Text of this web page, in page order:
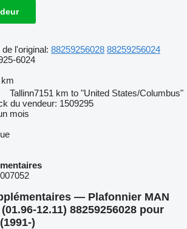
l'original: 88259256028 88259256024
6024
Tallinn7151 km to "United States/Columbus"
du vendeur: 1509295
mois
— Plafonnier MAN
12.11) 88259256028 pour
)